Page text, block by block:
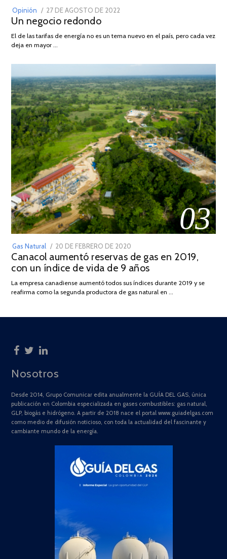
Opinión
POSTED
ON
27 DE AGOSTO DE 2022
DE
Un negocio redondo
El de las tarifas de energía no es un tema nuevo en el país, pero cada vez
deja en mayor …
03
Gas Natural
POSTED
ON
20 DE FEBRERO DE 2020
DE
JULIO
2025
Canacol aumentó reservas de gas en 2019,
con un índice de vida de 9 años
La empresa canadiense aumentó todos sus índices durante 2019 y se
reafirma como la segunda productora de gas natural en …
Nosotros
Desde 2014, Grupo Comunicar edita anualmente la GUÍA DEL GAS, única
publicación en Colombia especializada en gases combustibles: gas natural,
GLP, biogás e hidrógeno. A partir de 2018 nace el portal www.guiadelgas.com
como medio de difusión noticioso, con toda la actualidad del fascinante y
cambiante mundo de la energía.